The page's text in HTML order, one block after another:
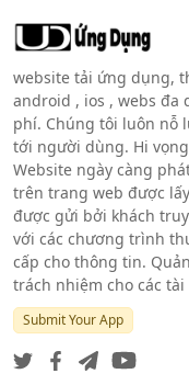
website tải ứng dụng,
android , ios , webs đa
phí. Chúng tôi luôn nỗ
tới người dùng. Hi
Website ngày càng
trên trang web được
được gửi bởi khách
với các chương trình
cấp cho thông tin.
trách nhiệm cho các
Submit Your App